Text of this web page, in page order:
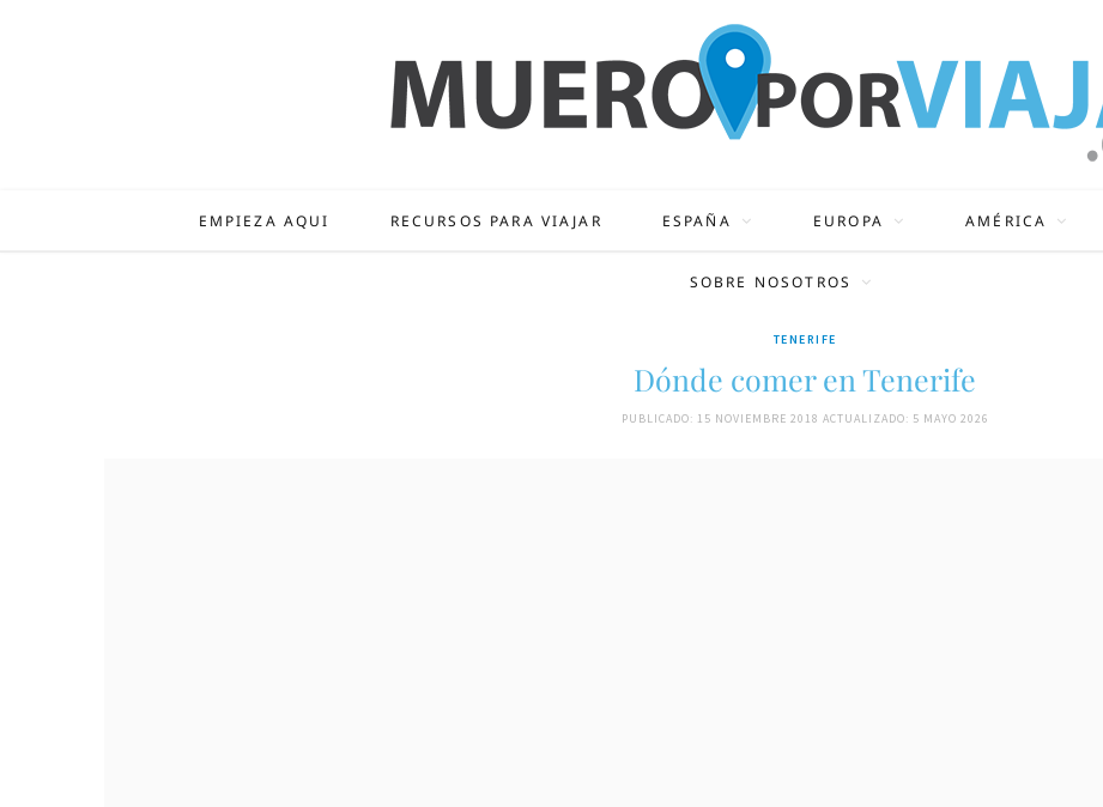
EMPIEZA AQUI RECURSOS PARA VIAJAR ESPAÑA EUROPA AMÉRICA
SOBRE NOSOTROS
TENERIFE
Dónde comer en Tenerife
PUBLICADO: 15 NOVIEMBRE 2018 ACTUALIZADO: 5 MAYO 2026